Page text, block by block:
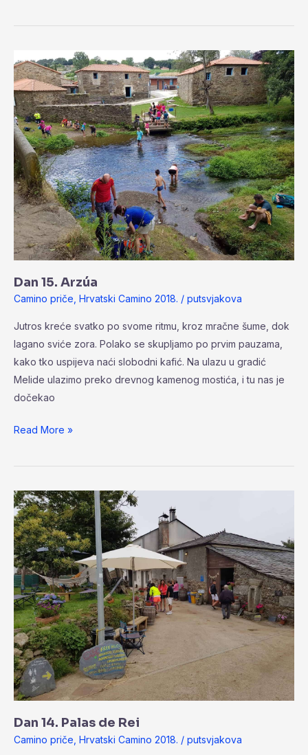
Dan 15. Arzúa
Camino priče, Hrvatski Camino 2018. / putsvjakova
Jutros kreće svatko po svome ritmu, kroz mračne šume, dok
lagano sviće zora. Polako se skupljamo po prvim pauzama,
kako tko uspijeva naći slobodni kafić. Na ulazu u gradić
Melide ulazimo preko drevnog kamenog mostića, i tu nas je
dočekao
Dan
15.
Arzúa
Read More »
Dan 14. Palas de Rei
Camino priče Hrvatski Camino 2018. / putsvjakova
Dan
14.
Palas
de
Rei